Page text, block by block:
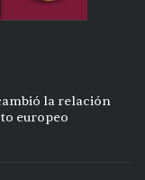
la relación
europeo